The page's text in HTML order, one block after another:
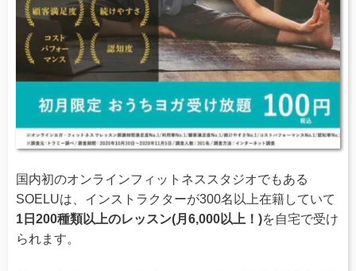
国内初のオンラインフィットネススタジオでもある
SOELUは、インストラクターが300名以上在籍していて
1日200種類以上のレッスン(月6,000以上！)を自宅で受け
られます。